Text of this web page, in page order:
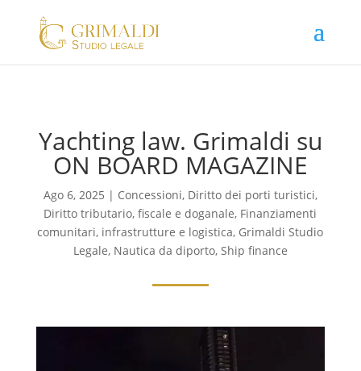
Yachting law. Grimaldi su
ON BOARD MAGAZINE
Ago 6, 2025 | Concessioni, Diritto dei porti turistici,
Diritto tributario, fiscale e doganale, Finanziamenti
comunitari, infrastrutture e logistica, Grimaldi Studio
Legale, Nautica da diporto, Ship finance